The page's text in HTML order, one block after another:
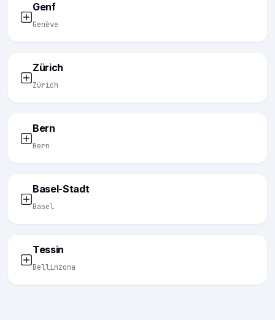
Genf
Genève
Zürich
Zürich
Bern
Bern
Basel-Stadt
Basel
Tessin
Bellinzona